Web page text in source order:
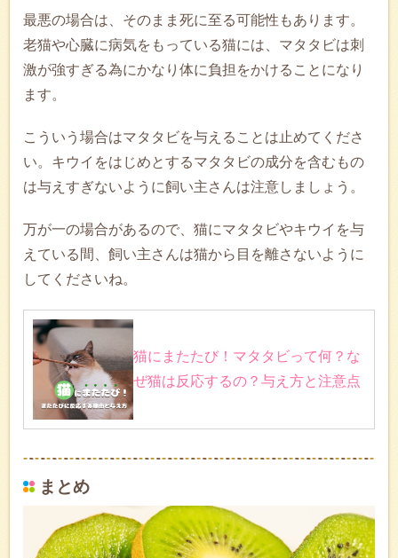
最悪の場合は、そのまま死に至る可能性もあります。
老猫や心臓に病気をもっている猫には、マタタビは刺
激が強すぎる為にかなり体に負担をかけることになり
ます。
こういう場合はマタタビを与えることは止めてくださ
い。キウイをはじめとするマタタビの成分を含むもの
は与えすぎないように飼い主さんは注意しましょう。
万が一の場合があるので、猫にマタタビやキウイを与
えている間、飼い主さんは猫から目を離さないように
してくださいね。
猫にまたたび！マタタビって何？な
ぜ猫は反応するの？与え方と注意点
まとめ